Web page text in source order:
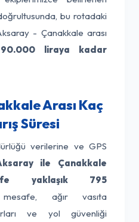
bu rotadaki
- Çanakkale arası
90.000 liraya kadar
Arası Kaç
Süresi
verilerine ve GPS
ile Çanakkale
yaklaşık 795
ağır vasıta
ve yol güvenliği